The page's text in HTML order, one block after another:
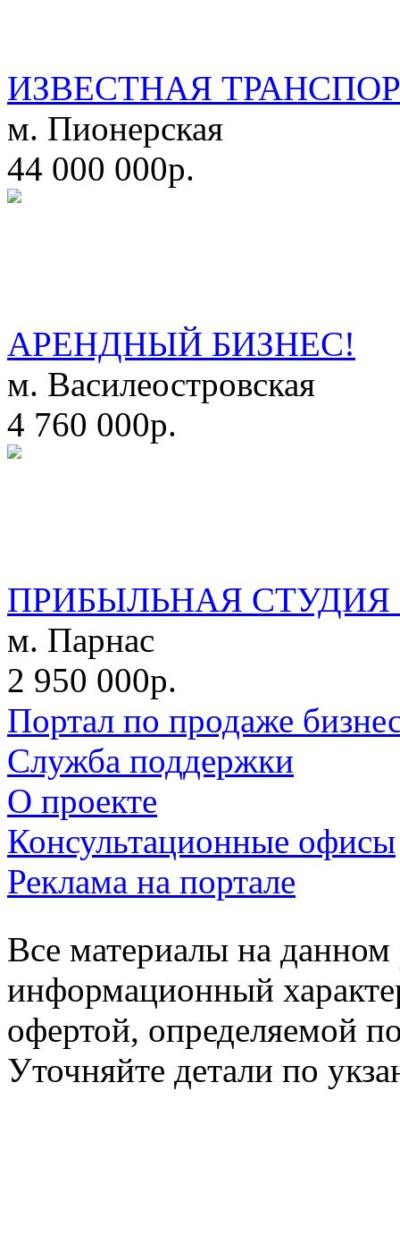
ИЗВЕСТНАЯ
м. Пионерская
44 000 000р.
АРЕНДНЫЙ БИЗНЕС!
м. Василеостровская
4 760 000р.
ПРИБЫЛЬНАЯ СТУДИЯ
м. Парнас
2 950 000р.
Портал по продаже
Служба поддержки
О проекте
Консультационные офисы
Реклама на портале
Все материалы на данном
информационный
офертой, определяемой
Уточняйте детали по